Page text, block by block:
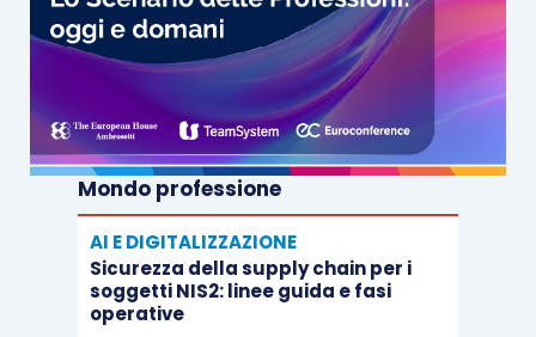
Mondo professione
AI E DIGITALIZZAZIONE
Sicurezza della supply chain per i
soggetti NIS2: linee guida e fasi
operative